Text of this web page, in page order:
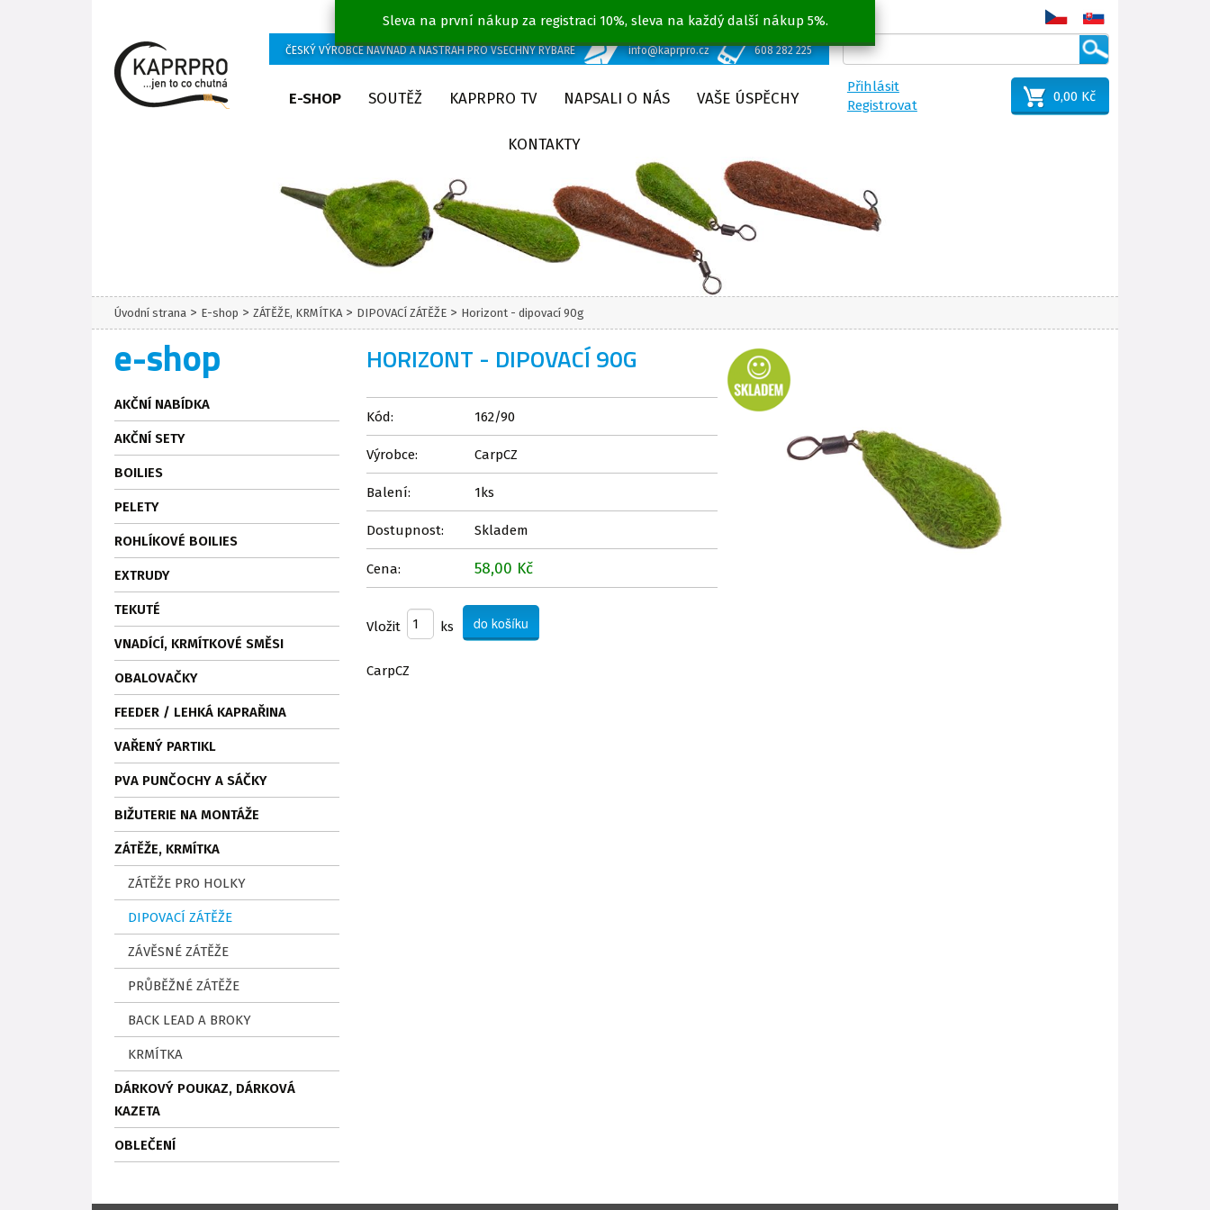
Sleva na první nákup za registraci 10%, sleva na každý další nákup 5%.
ČESKÝ VÝROBCE NÁVNAD A NÁSTRAH PRO VŠECHNY RYBÁŘE info@kaprpro.cz 608 282 225
E-SHOP SOUTĚŽ KAPRPRO TV NAPSALI O NÁS VAŠE ÚSPĚCHY
KONTAKTY
Přihlásit
Registrovat
0,00 Kč
Úvodní strana > E-shop > ZÁTĚŽE, KRMÍTKA> DIPOVACÍ ZÁTĚŽE > Horizont - dipovací 90g
e-shop
AKČNÍ NABÍDKA
AKČNÍ SETY
BOILIES
PELETY
ROHLÍKOVÉ BOILIES
EXTRUDY
TEKUTÉ
VNADÍCÍ, KRMÍTKOVÉ SMĚSI
OBALOVAČKY
FEEDER / LEHKÁ KAPRAŘINA
VAŘENÝ PARTIKL
PVA PUNČOCHY A SÁČKY
BIŽUTERIE NA MONTÁŽE
ZÁTĚŽE, KRMÍTKA
ZÁTĚŽE PRO HOLKY
DIPOVACÍ ZÁTĚŽE
ZÁVĚSNÉ ZÁTĚŽE
PRŮBĚŽNÉ ZÁTĚŽE
BACK LEAD A BROKY
KRMÍTKA
DÁRKOVÝ POUKAZ, DÁRKOVÁ
KAZETA
OBLEČENÍ
HORIZONT - DIPOVACÍ 90G
Kód: 162/90
Výrobce: CarpCZ
Balení: 1ks
Dostupnost: Skladem
Cena: 58,00 Kč
Vložit ks
CarpCZ